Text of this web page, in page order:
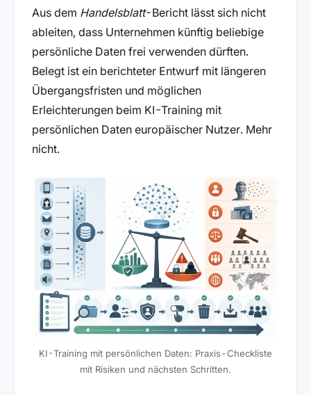
Aus dem Handelsblatt-Bericht lässt sich nicht
ableiten, dass Unternehmen künftig beliebige
persönliche Daten frei verwenden dürften.
Belegt ist ein berichteter Entwurf mit längeren
Übergangsfristen und möglichen
Erleichterungen beim KI-Training mit
persönlichen Daten europäischer Nutzer. Mehr
nicht.
KI-Training mit persönlichen Daten: Praxis-Checkliste
mit Risiken und nächsten Schritten.